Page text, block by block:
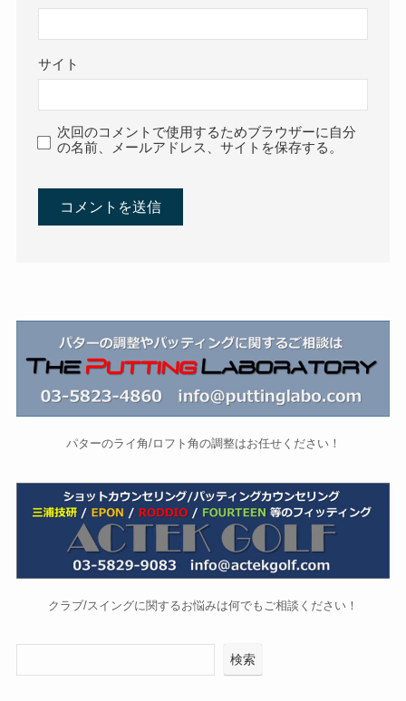
サイト
次回のコメントで使用するためブラウザーに自分
の名前、メールアドレス、サイトを保存する。
パターのライ角/ロフト角の調整はお任せください！
クラブ/スイングに関するお悩みは何でもご相談ください！
検索